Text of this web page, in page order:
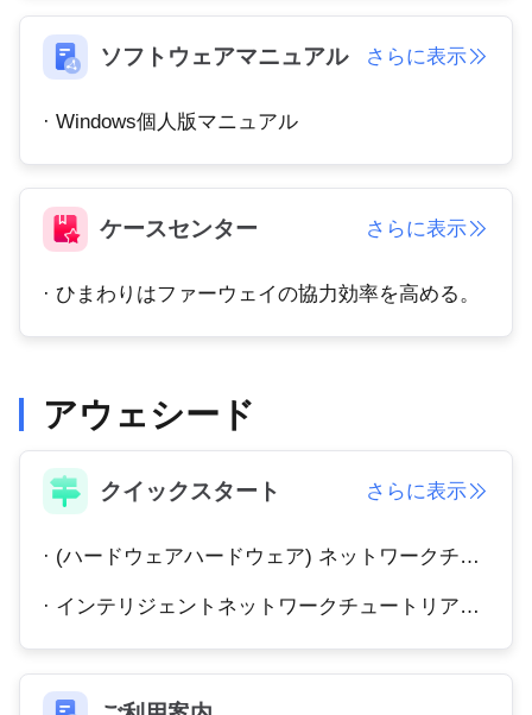
Узбекистан
Русский
Кыргызстан
Русский
Europe
United Kingdom
English
España
Español
Россия Белару́сь
Україна
English
Deutschland
English
English
North America
United States
English English
Español
South America
ソフトウェアマニュアル さらに表示
· Windows個人版マニュアル
ケースセンター さらに表示
· ひまわりはファーウェイの協力効率を高める。
アウェシード
クイックスタート さらに表示
· (ハードウェアハードウェア) ネットワークチュートリアル
· インテリジェントネットワークチュートリアル (ハードウェアソフトウェア)